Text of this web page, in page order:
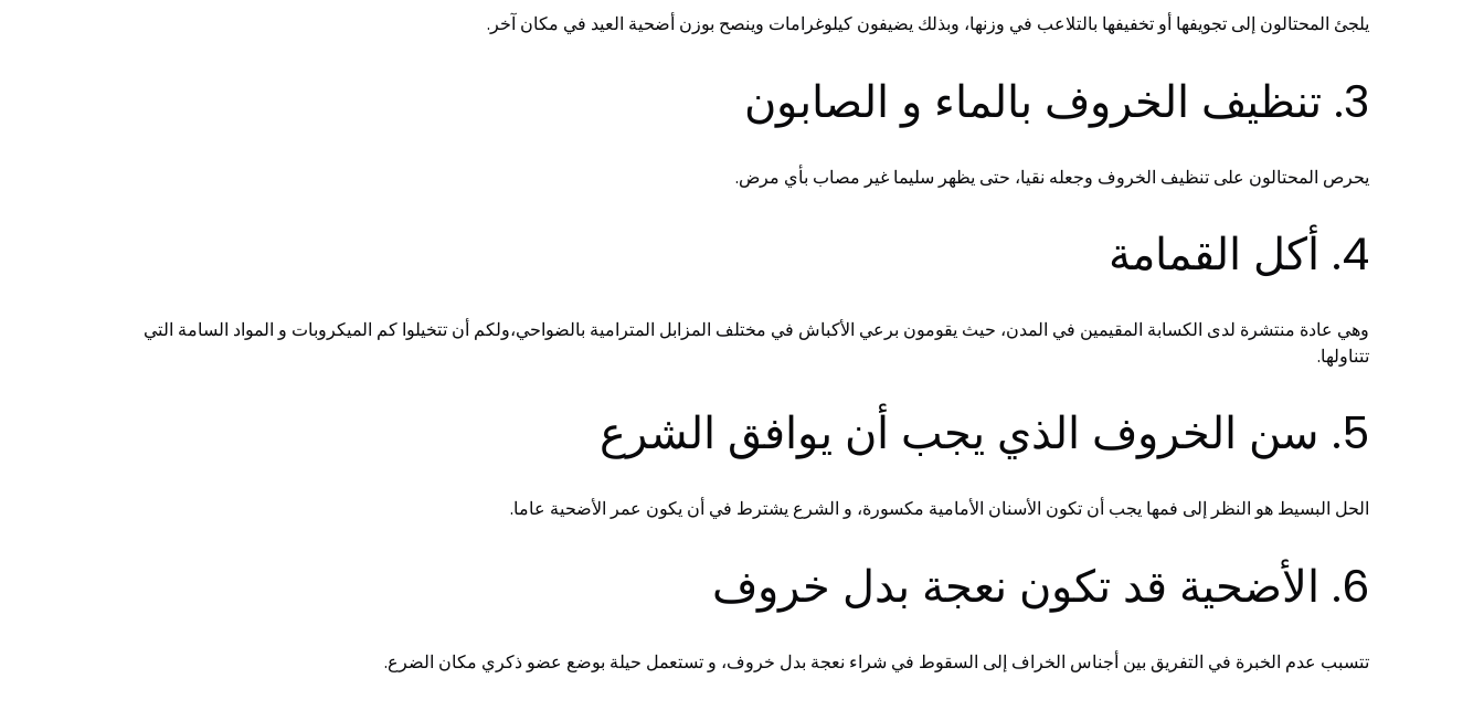
يلجئ المحتالون إلى تجويفها أو تخفيفها بالتلاعب في وزنها، وبذلك يضيفون كيلوغرامات وينصح بوزن أضحية العيد في مكان آخر.
3. تنظيف الخروف بالماء و الصابون
يحرص المحتالون على تنظيف الخروف وجعله نقيا، حتى يظهر سليما غير مصاب بأي مرض.
4. أكل القمامة
وهي عادة منتشرة لدى الكسابة المقيمين في المدن، حيث يقومون برعي الأكباش في مختلف المزابل المترامية بالضواحي،ولكم أن تتخيلوا كم الميكروبات و المواد السامة التي
تتناولها.
5. سن الخروف الذي يجب أن يوافق الشرع
الحل البسيط هو النظر إلى فمها يجب أن تكون الأسنان الأمامية مكسورة، و الشرع يشترط في أن يكون عمر الأضحية عاما.
6. الأضحية قد تكون نعجة بدل خروف
تتسبب عدم الخبرة في التفريق بين أجناس الخراف إلى السقوط في شراء نعجة بدل خروف، و تستعمل حيلة بوضع عضو ذكري مكان الضرع.